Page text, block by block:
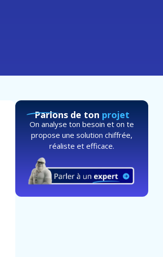
Parlons de ton projet
On analyse ton besoin et on te
propose une solution chiffrée,
réaliste et efficace.